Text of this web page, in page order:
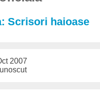
Scrisori haioase
2007